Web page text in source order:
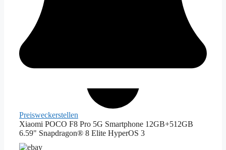
Preisweckerstellen
Xiaomi POCO F8 Pro 5G Smartphone 12GB+512GB
6.59" Snapdragon® 8 Elite HyperOS 3